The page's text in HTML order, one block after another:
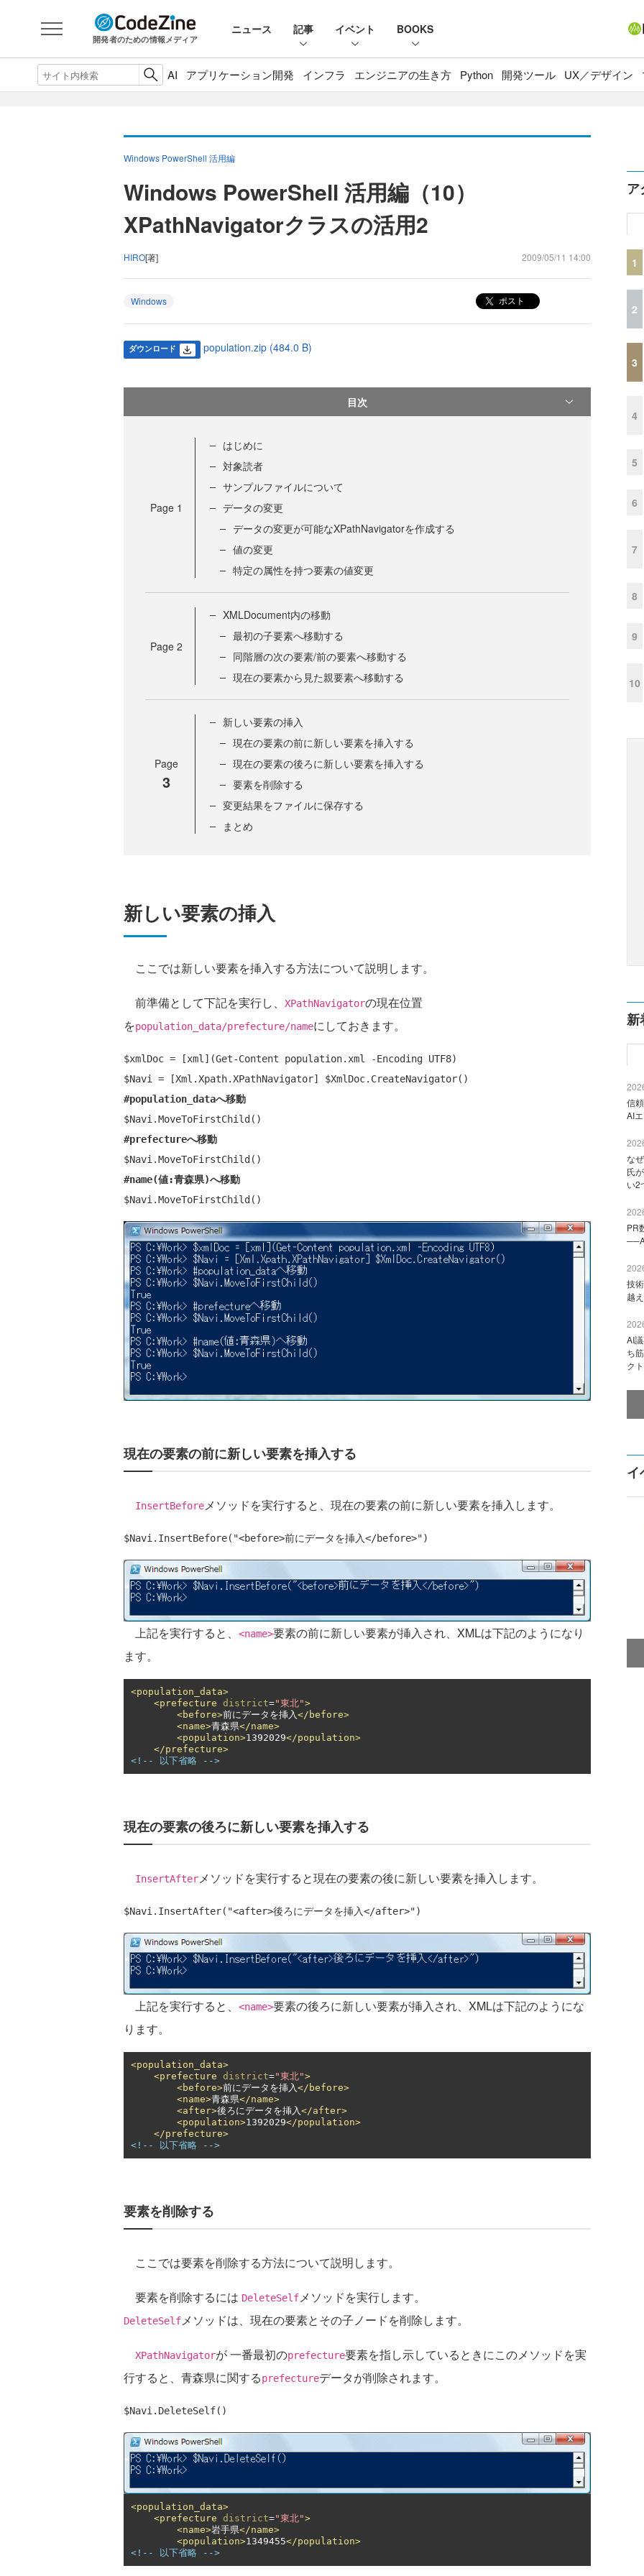
開発者のための情報メディア
ニュース 記事 イベント BOOKS
AI アプリケーション開発 インフラ エンジニアの生き方 Python 開発ツール UX／デザイン
Windows PowerShell 活用編
Windows PowerShell 活用編（10）
XPathNavigatorクラスの活用2
HIRO[著] 2009/05/11 14:00
Windows ポスト
ダウンロード population.zip (484.0 B)
目次
Page 1
はじめに
対象読者
サンプルファイルについて
データの変更
データの変更が可能なXPathNavigatorを作成する
値の変更
特定の属性を持つ要素の値変更
Page 2
XMLDocument内の移動
最初の子要素へ移動する
同階層の次の要素/前の要素へ移動する
現在の要素から見た親要素へ移動する
Page
3
新しい要素の挿入
現在の要素の前に新しい要素を挿入する
現在の要素の後ろに新しい要素を挿入する
要素を削除する
変更結果をファイルに保存する
まとめ
新しい要素の挿入
ここでは新しい要素を挿入する方法について説明します。
前準備として下記を実行し、 XPathNavigatorの現在位置
をpopulation_data/prefecture/nameにしておきます。
$xmlDoc = [xml](Get-Content population.xml -Encoding UTF8)
#population_dataへ移動
#prefectureへ移動
#name(値:青森県)へ移動
$Navi.MoveToFirstChild()
現在の要素の前に新しい要素を挿入する
InsertBefore メソッドを実行すると、現在の要素の前に新しい要素を挿入します。
$Navi.InsertBefore("<before>前にデータを挿入</before>")
上記を実行すると、 <name>要素の前に新しい要素が挿入され、XMLは下記のようになり
ます。
<population_data>
<prefecture district="東北">
<before>前にデータを挿入 </before>
<name>青森県</name>
<population>1392029</population>
</prefecture>
<!-- 以下省略 -->
現在の要素の後ろに新しい要素を挿入する
InsertAfterメソッドを実行すると現在の要素の後に新しい要素を挿入します。
$Navi.InsertAfter("<after>後ろにデータを挿入</after>")
上記を実行すると、 <name>要素の後ろに新しい要素が挿入され、XMLは下記のようにな
ります。
<population_data>
<prefecture district="東北">
<before>前にデータを挿入 </before>
<name>青森県</name>
<after>後ろにデータを挿入 </after>
<population>1392029</population>
</prefecture>
<!-- 以下省略 -->
要素を削除する
ここでは要素を削除する方法について説明します。
要素を削除するには DeleteSelfメソッドを実行します。
DeleteSelfメソッドは、現在の要素とその子ノードを削除します。
XPathNavigatorが 一番最初のprefecture要素を指し示しているときにこのメソッドを実
行すると、青森県に関するprefectureデータが削除されます。
$Navi.DeleteSelf()
<population_data>
<prefecture district="東北">
<name>岩手県</name>
<population>1349455</population>
<!-- 以下省略 -->
ア
1
2
3
4
5
6
7
8
9
10
新
信
AI
な
氏
い2
PR
技
越
AI
ち
ク
イ